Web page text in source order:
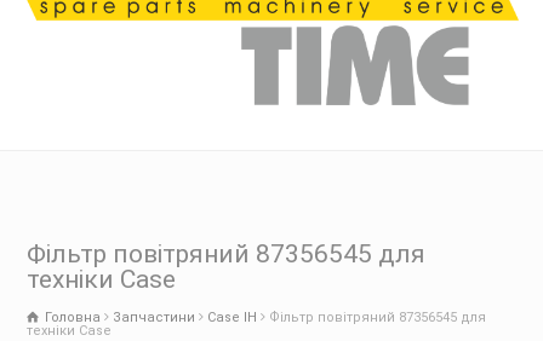
Фільтр повітряний 87356545 для
техніки Case
Головна Запчастини Case IH
Фільтр повітряний 87356545 для
техніки Case